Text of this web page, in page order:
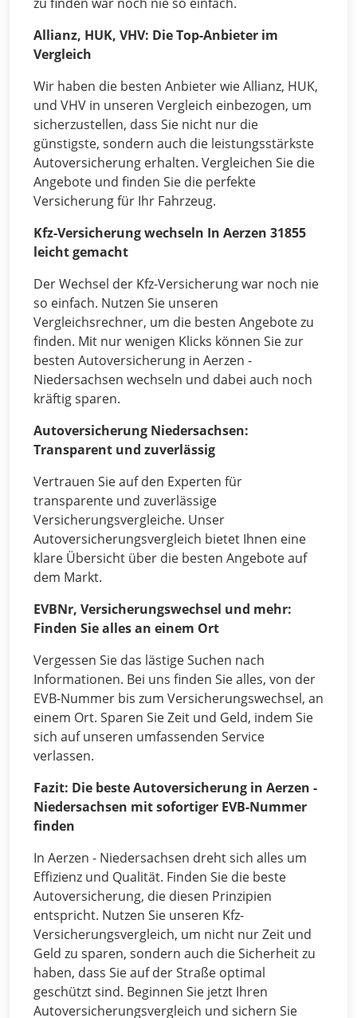
Allianz, HUK, VHV: Die Top-Anbieter im
Vergleich
Wir haben die besten Anbieter wie Allianz, HUK,
und VHV in unseren Vergleich einbezogen, um
sicherzustellen, dass Sie nicht nur die
günstigste, sondern auch die leistungsstärkste
Autoversicherung erhalten. Vergleichen Sie die
Angebote und finden Sie die perfekte
Versicherung für Ihr Fahrzeug.
Kfz-Versicherung wechseln In Aerzen 31855
leicht gemacht
Der Wechsel der Kfz-Versicherung war noch nie
so einfach. Nutzen Sie unseren
Vergleichsrechner, um die besten Angebote zu
finden. Mit nur wenigen Klicks können Sie zur
besten Autoversicherung in Aerzen -
Niedersachsen wechseln und dabei auch noch
kräftig sparen.
Autoversicherung Niedersachsen:
Transparent und zuverlässig
Vertrauen Sie auf den Experten für
transparente und zuverlässige
Versicherungsvergleiche. Unser
Autoversicherungsvergleich bietet Ihnen eine
klare Übersicht über die besten Angebote auf
dem Markt.
EVBNr, Versicherungswechsel und mehr:
Finden Sie alles an einem Ort
Vergessen Sie das lästige Suchen nach
Informationen. Bei uns finden Sie alles, von der
EVB-Nummer bis zum Versicherungswechsel, an
einem Ort. Sparen Sie Zeit und Geld, indem Sie
sich auf unseren umfassenden Service
verlassen.
Fazit: Die beste Autoversicherung in Aerzen -
Niedersachsen mit sofortiger EVB-Nummer
finden
In Aerzen - Niedersachsen dreht sich alles um
Effizienz und Qualität. Finden Sie die beste
Autoversicherung, die diesen Prinzipien
entspricht. Nutzen Sie unseren Kfz-
Versicherungsvergleich, um nicht nur Zeit und
Geld zu sparen, sondern auch die Sicherheit zu
haben, dass Sie auf der Straße optimal
geschützt sind. Beginnen Sie jetzt Ihren
Autoversicherungsvergleich und sichern Sie